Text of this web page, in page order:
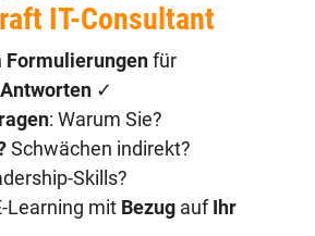
IT-Consultant
Formulierungen für
Antworten ✓
: Warum Sie?
Schwächen indirekt?
Skills?
Learning mit Bezug auf Ihr